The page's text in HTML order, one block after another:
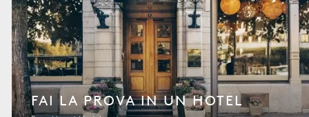
FAI LA PROVA IN UN HOTEL